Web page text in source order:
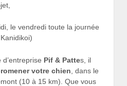
le vendredi toute la journée
Pif & Pattes, il
votre chien , dans le
(10 à 15 km). Que vous